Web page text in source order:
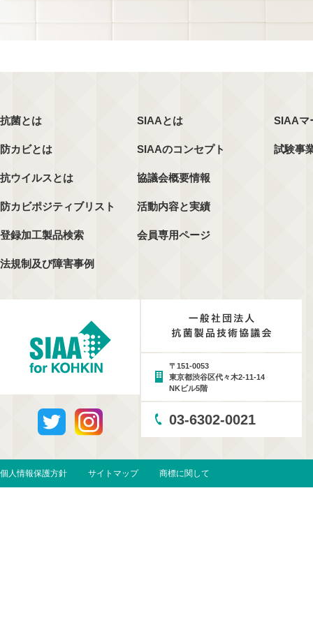
抗菌とは
防カビとは
抗ウイルスとは
防カビポジティブリスト
登録加工製品検索
法規制及び障害事例
SIAAとは
SIAAのコンセプト
協議会概要情報
活動内容と実績
会員専用ページ
SIAAマ
試験事
〒151-0053
東京都渋谷区代々木2-11-14
NKビル5階
03-6302-0021
個人情報保護方針 サイトマップ 商標に関して